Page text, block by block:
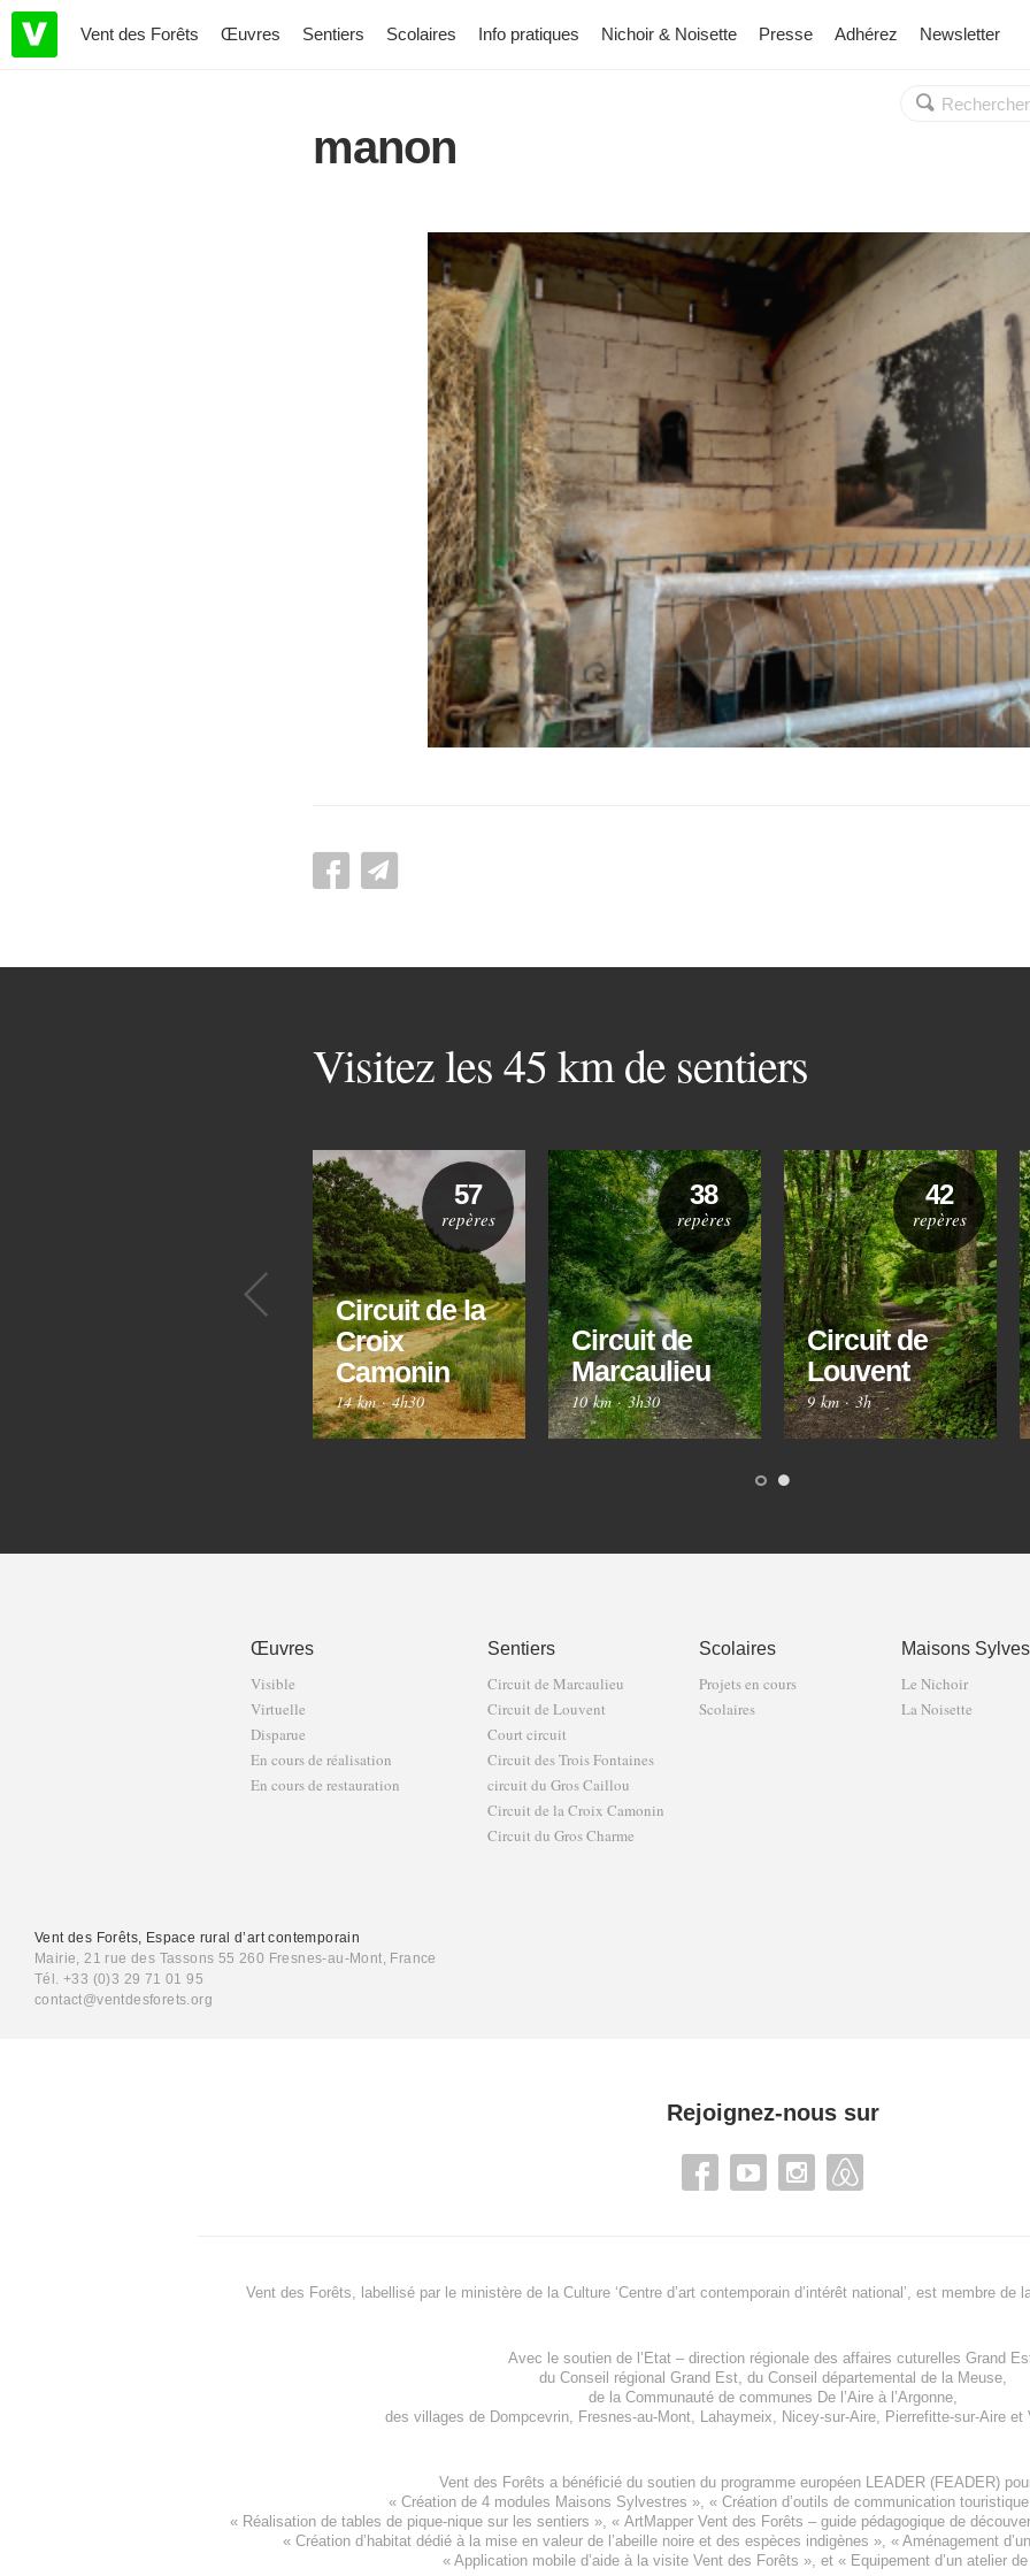
Vent des Forêts Œuvres Sentiers Scolaires Info pratiques Nichoir & Noisette Presse Adhérez Newsletter
Rechercher :
OK
manon
Visitez les 45 km de sentiers
Précédent
Circuit de la
Croix
Camonin
14 km·4h30
57
repères
Circuit de
Marcaulieu
10 km·3h30
38
repères
Circuit de
Louvent
9 km·3h
42
repères
Œuvres
Visible
Virtuelle
Disparue
En cours de réalisation
En cours de restauration
Sentiers
Circuit de Marcaulieu
Circuit de Louvent
Court circuit
Circuit des Trois Fontaines
circuit du Gros Caillou
Circuit de la Croix Camonin
Circuit du Gros Charme
Scolaires
Projets en cours
Scolaires
Maisons
Le Nichoir
La Noisette
Vent des Forêts, Espace rural d’art contemporain
Mairie, 21 rue des Tassons 55 260 Fresnes-au-Mont, France
Tél. +33 (0)3 29 71 01 95
contact@ventdesforets.org
Rejoignez-nous sur
Vent des Forêts, labellisé par le ministère de la Culture ‘Centre d’art contemporain d’intérêt national’, est membre de
Avec le soutien de l’ Etat – direction régionale des affaires cuturelles Grand
du Conseil régional Grand Est, du Conseil départemental de la Meuse,
de la Communauté de communes De l’Aire à l’Argonne,
des villages de Dompcevrin, Fresnes-au-Mont, Lahaymeix, Nicey-sur-Aire, Pierrefitte-sur-Aireet
Vent des Forêts a bénéficié du soutien du programme européen LEADER (FEADER)
« Création de 4 modules Maisons Sylvestres », « Création d’outils de communication
« Réalisation de tables de pique-nique sur les sentiers », « ArtMapper Vent des Forêts – guide pédagogique de
« Création d’habitat dédié à la mise en valeur de l’abeille noire et des espèces indigènes », « Aménagement
« Application mobile d’aide à la visite Vent des Forêts », et « Equipement d’un atelier